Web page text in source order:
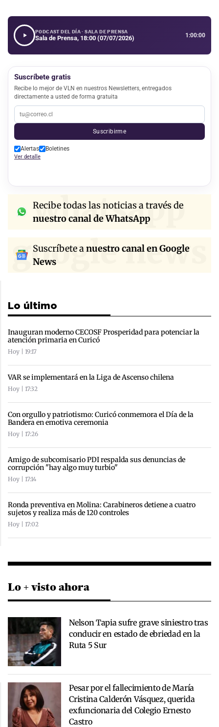
PODCAST DEL DÍA · SALA DE PRENSA
Sala de Prensa, 18:00 (07/07/2026) 1:00:00
Suscríbete gratis
Recibe lo mejor de VLN en nuestros Newsletters, entregados
directamente a usted de forma gratuita
Suscribirme
Alertas Boletines
Ver detalle
whatsapp
Recibe todas las noticias a través de
nuestro canal de WhatsApp
google news
Suscríbete a nuestro canal en Google
News
Lo último
Inauguran moderno CECOSF Prosperidad para potenciar la
atención primaria en Curicó
Hoy | 19:17
VAR se implementará en la Liga de Ascenso chilena
Hoy | 17:32
Con orgullo y patriotismo: Curicó conmemora el Día de la
Bandera en emotiva ceremonia
Hoy | 17:26
Amigo de subcomisario PDI respalda sus denuncias de
corrupción "hay algo muy turbio"
Hoy | 17:14
Ronda preventiva en Molina: Carabineros detiene a cuatro
sujetos y realiza más de 120 controles
Hoy | 17:02
Lo + visto ahora
Nelson Tapia sufre grave siniestro tras
conducir en estado de ebriedad en la
Ruta 5 Sur
Pesar por el fallecimiento de María
Cristina Calderón Vásquez, querida
exfuncionaria del Colegio Ernesto
Castro